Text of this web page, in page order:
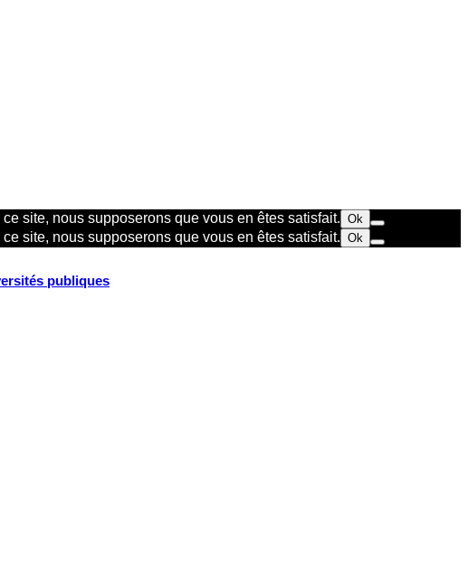
publiques
site, nous supposerons que vous en êtes satisfait. Ok
site, nous supposerons que vous en êtes satisfait. Ok